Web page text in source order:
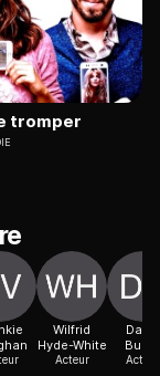
tromper
Wilfrid
Hyde-White
Acteur
David
Burns
Acteur